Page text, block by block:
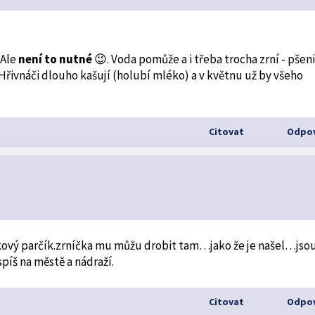
není to nutné😉. Voda pomůže a i třeba trocha zrní -
dlouho kašují (holubí mléko) a v květnu už by všeho
Citovat
parčík.zrníčka mu můžu drobit tam…jako že je
na městě a nádraží.
Citovat